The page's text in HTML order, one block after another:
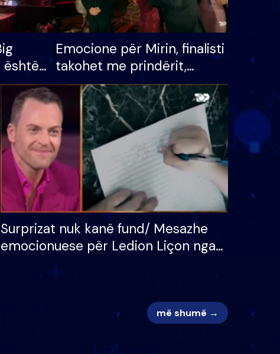
është
për
Emocione për Mirin, finalisti
takohet me prindërit,
vajzën dhe bashkëshorten:
S’kemi ndonjë letër divorci
apo jo?
Surprizat nuk kanë fund/ Mesazhe
emocionuese për Ledion Liçon nga
më shumë →